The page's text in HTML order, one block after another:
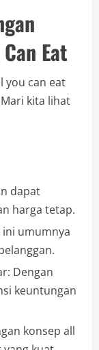
Eat
you can eat
kita lihat
dapat
harga tetap.
ini umumnya
Dengan
keuntungan
konsep all